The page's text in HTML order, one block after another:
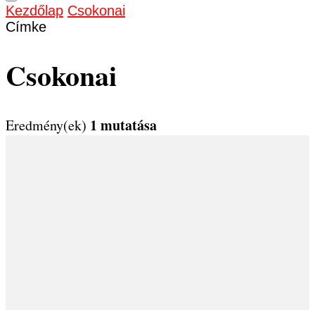
Kezdőlap Csokonai
Címke
Csokonai
Eredmény(ek) 1 mutatása